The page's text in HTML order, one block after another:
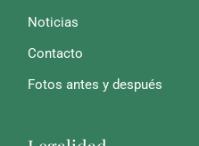
Noticias
Contacto
Fotos antes y después